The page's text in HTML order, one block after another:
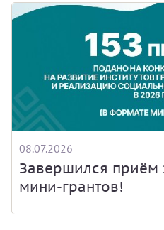
08.07.2026
Завершился приём
мини-грантов!